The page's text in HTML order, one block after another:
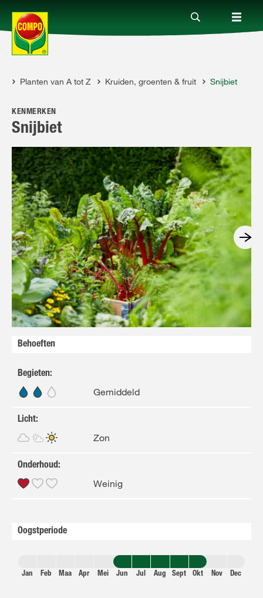
Producten
Advies
Thema's
Tot je dienst
Onderneming
Planten van A tot Z Kruiden, groenten & fruit Snijbiet
KENMERKEN
Snijbiet
Behoeften
Begieten:
Gemiddeld
Licht:
Zon
Onderhoud:
Weinig
Oogstperiode
Jan Feb Maa Apr Mei Jun Jul Aug Sept Okt Nov Dec